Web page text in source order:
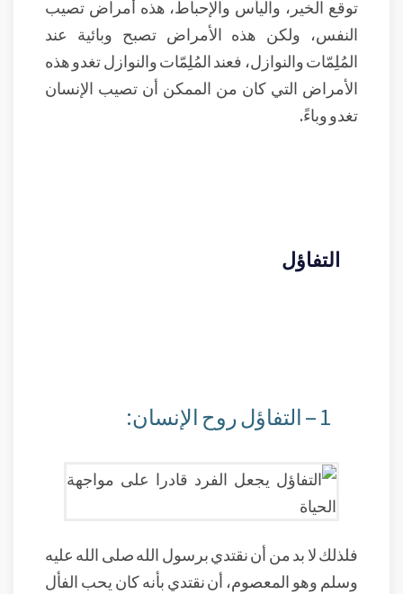
توقع الخير، واليأس والإحباط، هذه أمراض تصيب
النفس، ولكن هذه الأمراض تصبح وبائية عند
المُلِمّات والنوازل، فعند المُلِمّات والنوازل تغدو هذه
الأمراض التي كان من الممكن أن تصيب الإنسان
تغدو وباءً.
التفاؤل
1 – التفاؤل روح الإنسان:
فلذلك لا بد من أن نقتدي برسول الله صلى الله عليه
وسلم وهو المعصوم، أن نقتدي بأنه كان يحب الفأل